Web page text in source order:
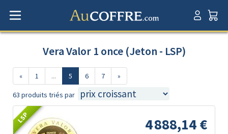
Vera Valor 1 once (Jeton - LSP)
« 1 ... 5 6 7 »
63 produits triés par
LSP 4 888,14 €